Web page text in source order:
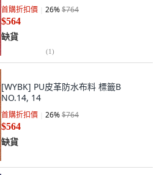
首購折扣價 26%$764
$564
缺貨
(1)
[WYBK] PU皮革防水布料 標籤B
NO.14, 14
首購折扣價 26%$764
$564
缺貨